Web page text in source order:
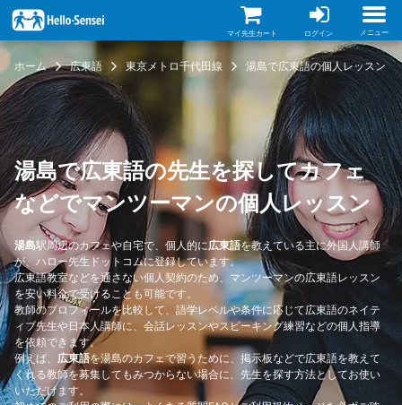
イ
ン
コ
ン
テ
ン
ツ
に
移
動
マイ先生カート ログイン メニュー
ホーム 広東語 東京メトロ千代田線 湯島で広東語の個人レッスン
湯島で広東語の先生を探してカフェ
などでマンツーマンの個人レッスン
湯島駅周辺のカフェや自宅で、個人的に広東語を教えている主に外国人講師
が、ハロー先生ドットコムに登録しています。
広東語教室などを通さない個人契約のため、マンツーマンの広東語レッスン
を安い料金で受けることも可能です。
教師のプロフィールを比較して、語学レベルや条件に応じて広東語のネイテ
ィブ先生や日本人講師に、会話レッスンやスピーキング練習などの個人指導
を依頼できます。
例えば、 広東語を湯島のカフェで習うために、掲示板などで広東語を教えて
くれる教師を募集してもみつからない場合に、先生を探す方法としてお使い
いただけます。